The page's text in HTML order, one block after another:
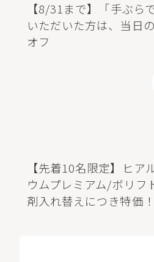
【8/31まで】「手ぶら
いただいた方は、当日
オフ
【先着10名限定】ヒア
ウムプレミアム/ボリフ
剤入れ替えにつき特